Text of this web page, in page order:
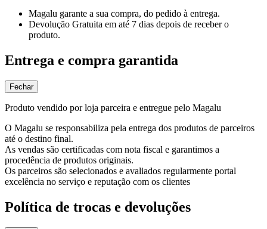
Magalu garante a sua compra, do pedido à entrega.
Devolução Gratuita em até 7 dias depois de receber o
produto.
Entrega e compra garantida
Fechar
Produto vendido por loja parceira e entregue pelo Magalu
O Magalu se responsabiliza pela entrega dos produtos de parceiros
até o destino final.
As vendas são certificadas com nota fiscal e garantimos a
procedência de produtos originais.
Os parceiros são selecionados e avaliados regularmente portal
excelência no serviço e reputação com os clientes
Política de trocas e devoluções